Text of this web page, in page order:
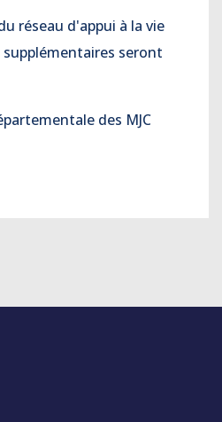
réseau d'appui à la vie
seront
des MJC